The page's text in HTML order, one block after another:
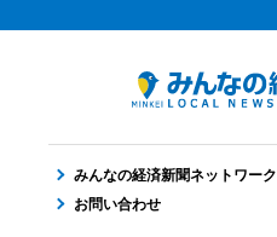
みんなの経済新聞ネットワーク
お問い合わせ